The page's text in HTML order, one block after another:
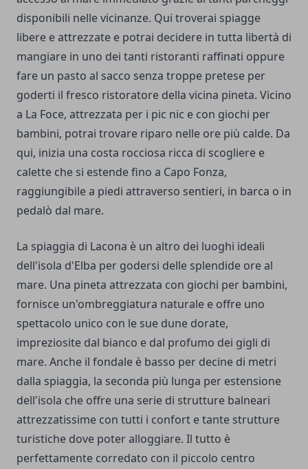
disponibili nelle vicinanze. Qui troverai spiagge
libere e attrezzate e potrai decidere in tutta libertà di
mangiare in uno dei tanti ristoranti raffinati oppure
fare un pasto al sacco senza troppe pretese per
goderti il fresco ristoratore della vicina pineta. Vicino
a La Foce, attrezzata per i pic nic e con giochi per
bambini, potrai trovare riparo nelle ore più calde. Da
qui, inizia una costa rocciosa ricca di scogliere e
calette che si estende fino a Capo Fonza,
raggiungibile a piedi attraverso sentieri, in barca o in
pedalò dal mare.
La spiaggia di Lacona è un altro dei luoghi ideali
dell'isola d'Elba per godersi delle splendide ore al
mare. Una pineta attrezzata con giochi per bambini,
fornisce un'ombreggiatura naturale e offre uno
spettacolo unico con le sue dune dorate,
impreziosite dal bianco e dal profumo dei gigli di
mare. Anche il fondale è basso per decine di metri
dalla spiaggia, la seconda più lunga per estensione
dell'isola che offre una serie di strutture balneari
attrezzatissime con tutti i confort e tante strutture
turistiche dove poter alloggiare. Il tutto è
perfettamente corredato con il piccolo centro